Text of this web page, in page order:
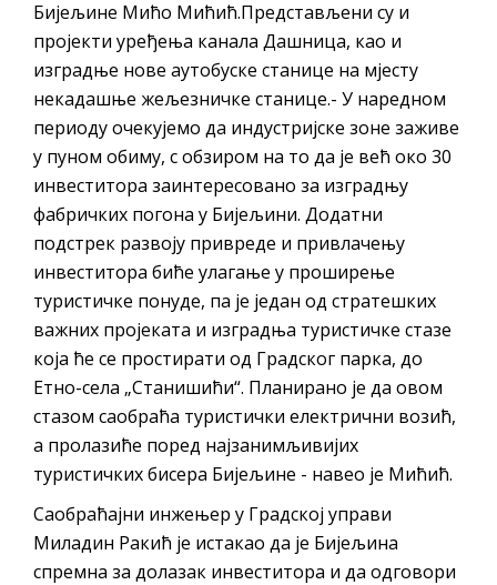
Обавјештење о забрани саобраћаја 6. и
7. августа
Обавјештење за предузетника - Вера
Ујић
Бијељине Мићо Мићић.Представљени су и
пројекти уређења канала Дашница, као и
изградње нове аутобуске станице на мјесту
некадашње жељезничке станице.- У наредном
периоду очекујемо да индустријске зоне заживе
у пуном обиму, с обзиром на то да је већ око 30
инвеститора заинтересовано за изградњу
фабричких погона у Бијељини. Додатни
подстрек развоју привреде и привлачењу
инвеститора биће улагање у проширење
туристичке понуде, па је један од стратешких
важних пројеката и изградња туристичке стазе
која ће се простирати од Градског парка, до
Етно-села „Станишићи“. Планирано је да овом
стазом саобраћа туристички електрични возић,
а пролазиће поред најзанимљивијих
туристичких бисера Бијељине - навео је Мићић.
Саобраћајни инжењер у Градској управи
Миладин Ракић је истакао да је Бијељина
спремна за долазак инвеститора и да одговори